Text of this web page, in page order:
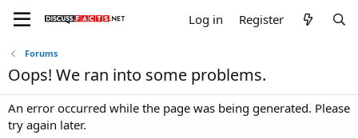
Log in Register
Forums
Oops! We ran into some problems.
An error occurred while the page was being generated. Please
try again later.